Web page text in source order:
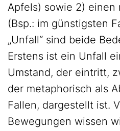
Apfels) sowie 2) einen
(Bsp.: im günstigsten
„Unfall“ sind beide
Erstens ist ein Unfall
Umstand, der eintritt,
der metaphorisch als
Fallen, dargestellt ist.
Bewegungen wissen